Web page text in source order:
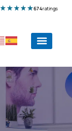
674ratings